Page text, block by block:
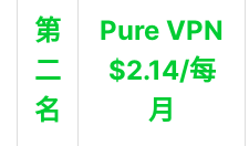
第
二
名
Pure VPN
$2.14/每
月